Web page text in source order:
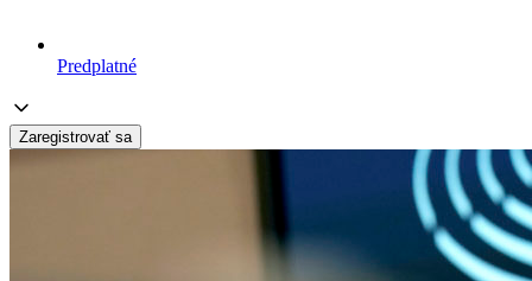
Predplatné
Zaregistrovať sa